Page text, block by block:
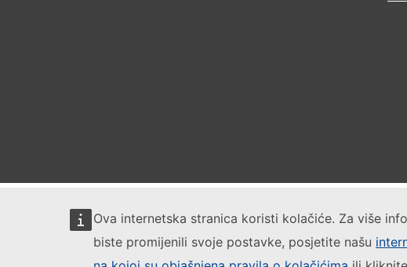
Ova internetska stranica koristi kolačiće. Za više
biste promijenili svoje postavke, posjetite našu